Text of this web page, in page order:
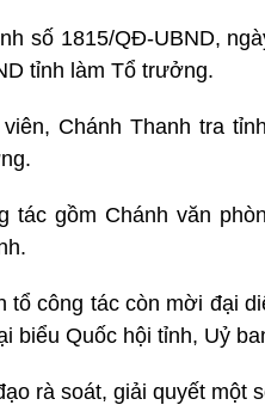
số 1815/QĐ-UBND,
tỉnh làm Tổ trưởng.
Chánh Thanh tra
tác gồm Chánh văn
tổ công tác còn mời đại
biểu Quốc hội tỉnh, Uỷ
rà soát, giải quyết một